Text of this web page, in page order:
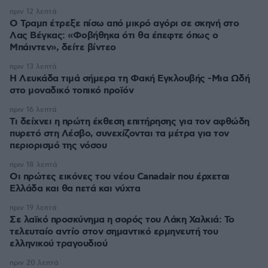
Ο Τραμπ έτρεξε πίσω από μικρό αγόρι σε σκηνή στο
Λας Βέγκας: «Φοβήθηκα ότι θα έπεφτε όπως ο
Μπάιντεν», δείτε βίντεο
πριν 12 λεπτά
Η Λευκάδα τιμά σήμερα τη Φακή Εγκλουβής -Μια Ωδή
στο μοναδικό τοπικό προϊόν
πριν 13 λεπτά
Τι δείχνει η πρώτη έκθεση επιτήρησης για τον αφθώδη
πυρετό στη Λέσβο, συνεχίζονται τα μέτρα για τον
περιορισμό της νόσου
πριν 16 λεπτά
Οι πρώτες εικόνες του νέου Canadair που έρχεται
Ελλάδα και θα πετά και νύχτα
πριν 18 λεπτά
Σε λαϊκό προσκύνημα η σορός του Λάκη Χαλκιά: Το
τελευταίο αντίο στον σημαντικό ερμηνευτή του
ελληνικού τραγουδιού
πριν 19 λεπτά
πριν 20 λεπτά